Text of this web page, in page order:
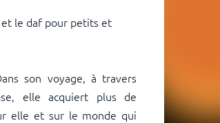
le daf pour petits et
son voyage, à travers
elle acquiert plus de
elle et sur le monde qui